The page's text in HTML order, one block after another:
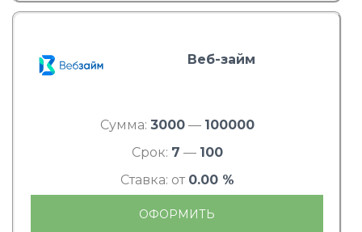
Веб-займ
Сумма: 3000— 100000
Срок: 7 — 100
Ставка: от 0.00 %
ОФОРМИТЬ